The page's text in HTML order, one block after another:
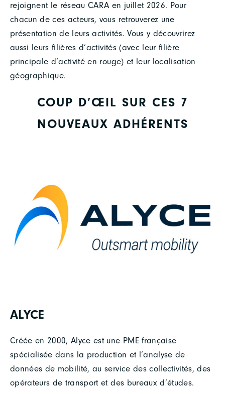
rejoignent le réseau CARA en juillet 2026. Pour
chacun de ces acteurs, vous retrouverez une
présentation de leurs activités. Vous y découvrirez
aussi leurs filières d’activités (avec leur filière
principale d’activité en rouge) et leur localisation
géographique.
COUP D’ŒIL SUR CES 7
NOUVEAUX ADHÉRENTS
ALYCE
Créée en 2000, Alyce est une PME française
spécialisée dans la production et l’analyse de
données de mobilité, au service des collectivités, des
opérateurs de transport et des bureaux d’études.